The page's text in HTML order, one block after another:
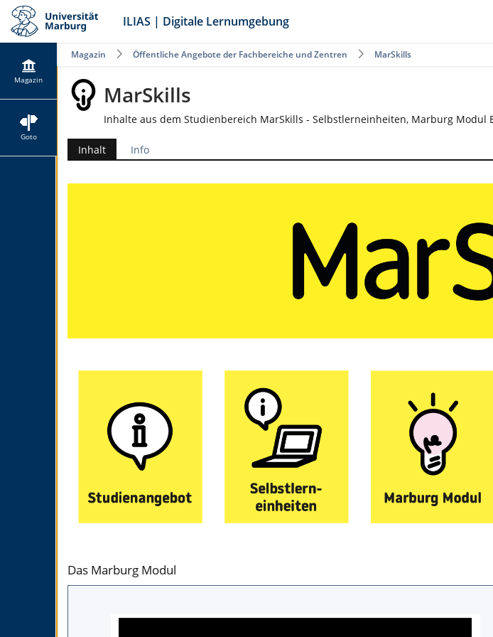
ILIAS | Digitale Lernumgebung
Magazin
Goto
Magazin Öffentliche Angebote der Fachbereiche und Zentren MarSkills
MarSkills
Inhalte aus dem Studienbereich MarSkills - Selbstlerneinheiten, Marburg Modul
Inhalt Info
Das Marburg Modul